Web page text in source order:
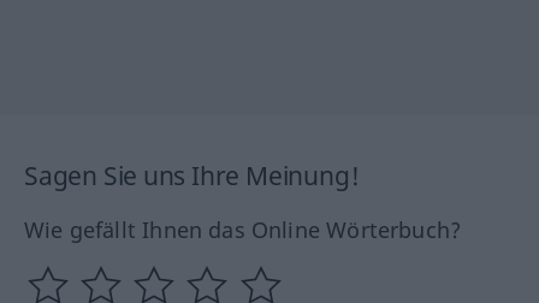
Sagen Sie uns Ihre Meinung!
Wie gefällt Ihnen das Online Wörterbuch?